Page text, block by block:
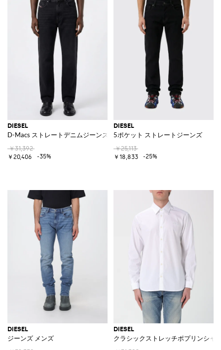
DIESEL
D-Macs ストレートデニムジーンズ
￥31,392
￥20,406
-35%
DIESEL
5ポケット ストレートジーンズ
￥25,113
￥18,833
-25%
DIESEL
ジーンズ メンズ
DIESEL
クラシックストレッチポプリンシャ